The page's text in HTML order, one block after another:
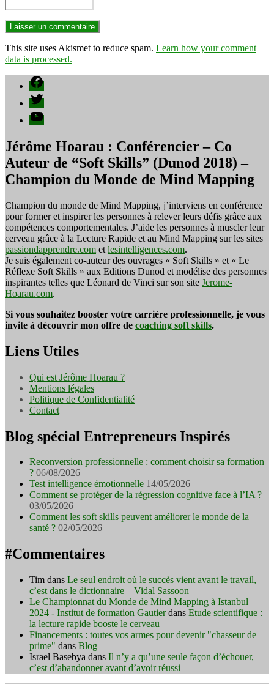
This site uses Akismet to reduce spam. Learn how your comment
data is processed.
Facebook
Twitter
YouTube
Jérôme Hoarau : Conférencier – Co
Auteur de “Soft Skills” (Dunod 2018) –
Champion du Monde de Mind Mapping
Champion du monde de Mind Mapping, j’interviens en conférence
pour former et inspirer les personnes à relever leurs défis grâce aux
compétences comportementales. J’aide les personnes à muscler leur
cerveau grâce à la Lecture Rapide et au Mind Mapping sur les sites
passiondapprendre.com et lesintelligences.com.
Je suis également co-auteur des ouvrages « Soft Skills » et « Le
Réflexe Soft Skills » aux Editions Dunod et modélise des personnes
inspirantes telles que Léonard de Vinci sur son site Jerome-
Hoarau.com.
Si vous souhaitez booster votre carrière professionnelle, je vous
invite à découvrir mon offre de coaching soft skills.
Liens Utiles
Qui est Jérôme Hoarau ?
Mentions légales
Politique de Confidentialité
Contact
Blog spécial Entrepreneurs Inspirés
Reconversion professionnelle : comment choisir sa formation
? 06/08/2026
Test intelligence émotionnelle 14/05/2026
Comment se protéger de la régression cognitive face à l’IA ?
03/05/2026
Comment les soft skills peuvent améliorer le monde de la
santé ? 02/05/2026
#Commentaires
Tim dans Le seul endroit où le succès vient avant le travail,
c’est dans le dictionnaire – Vidal Sassoon
Le Championnat du Monde de Mind Mapping à Istanbul
2024 - Institut de formation Gautierdans Etude scientifique :
la lecture rapide booste le cerveau
Financements : toutes vos armes pour devenir "chasseur de
prime" dans Blog
Israel Basebya dans Il n’y a qu’une seule façon d’échouer,
c’est d’abandonner avant d’avoir réussi